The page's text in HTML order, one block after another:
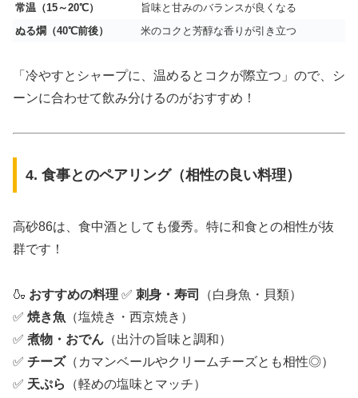
常温（15～20℃）
旨味と甘みのバランスが良くなる
ぬる燗（40℃前後）
米のコクと芳醇な香りが引き立つ
「冷やすとシャープに、温めるとコクが際立つ」ので、シ
ーンに合わせて飲み分けるのがおすすめ！
4. 食事とのペアリング（相性の良い料理）
高砂86は、食中酒としても優秀。特に和食との相性が抜
群です！
🍶 おすすめの料理 ✅ 刺身・寿司
（白身魚・貝類）
✅ 焼き魚 （塩焼き・西京焼き）
✅ 煮物・おでん （出汁の旨味と調和）
✅ チーズ（カマンベールやクリームチーズとも相性◎）
✅ 天ぷら （軽めの塩味とマッチ）